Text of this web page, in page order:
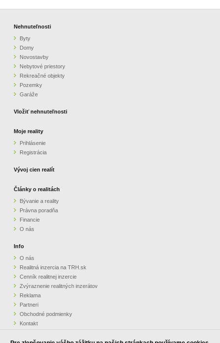
Nehnuteľnosti
Byty
Domy
Novostavby
Nebytové priestory
Rekreačné objekty
Pozemky
Garáže
Vložiť nehnuteľnosti
Moje reality
Prihlásenie
Registrácia
Vývoj cien realít
Články o realitách
Bývanie a reality
Právna poradňa
Financie
O nás
Info
O nás
Realitná inzercia na TRH.sk
Cenník realitnej inzercie
Zvýraznenie realitných inzerátov
Reklama
Partneri
Obchodné podmienky
Kontakt